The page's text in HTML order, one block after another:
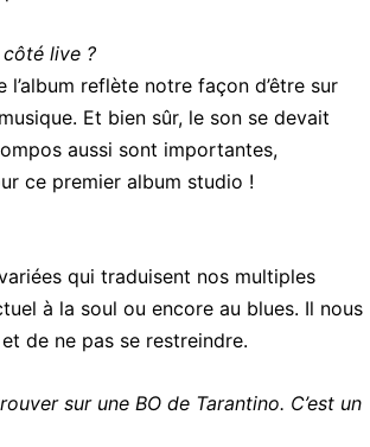
côté live ?
reflète notre façon d’être sur
Et bien sûr, le son se devait
aussi sont importantes,
ce premier album studio !
qui traduisent nos multiples
à la soul ou encore au blues. Il nous
de ne pas se restreindre.
sur une BO de Tarantino. C’est un